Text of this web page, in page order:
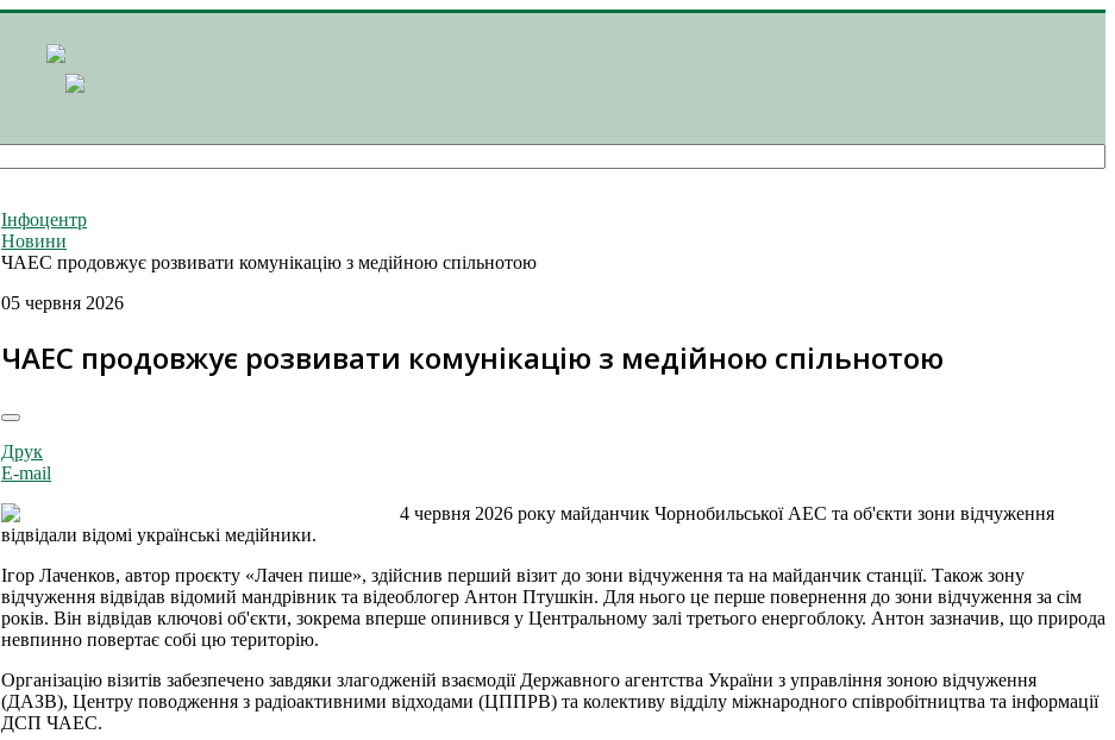
Інфоцентр
Новини
ЧАЕС продовжує розвивати комунікацію з медійною спільнотою
05 червня 2026
ЧАЕС продовжує розвивати комунікацію з медійною спільнотою
Друк
E-mail
4 червня 2026 року майданчик Чорнобильської АЕС та об'єкти зони відчуження
відвідали відомі українські медійники.
Ігор Лаченков, автор проєкту «Лачен пише», здійснив перший візит до зони відчуження та на майданчик станції. Також зону
відчуження відвідав відомий мандрівник та відеоблогер Антон Птушкін. Для нього це перше повернення до зони відчуження за сім
років. Він відвідав ключові об'єкти, зокрема вперше опинився у Центральному залі третього енергоблоку. Антон зазначив, що природа
невпинно повертає собі цю територію.
Організацію візитів забезпечено завдяки злагодженій взаємодії Державного агентства України з управління зоною відчуження
(ДАЗВ), Центру поводження з радіоактивними відходами (ЦППРВ) та колективу відділу міжнародного співробітництва та інформації
ДСП ЧАЕС.